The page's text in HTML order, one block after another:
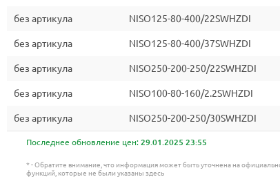
без артикула NISO125-80-400/22SWHZDI
без артикула NISO125-80-400/37SWHZDI
без артикула NISO250-200-250/22SWHZDI
без артикула NISO100-80-160/2.2SWHZDI
без артикула NISO250-200-250/30SWHZDI
Последнее обновление цен: 29.01.2025 23:55
* - Обратите внимание, что информация может быть уточнена на
функций, которые не были указаны здесь